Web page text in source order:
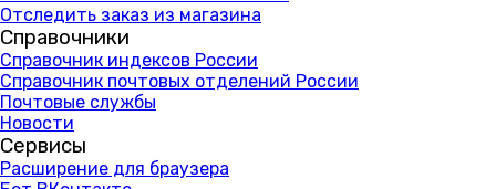
Отследить заказ из магазина
Справочники
Справочник индексов России
Справочник почтовых отделений России
Почтовые службы
Новости
Сервисы
Расширение для браузера